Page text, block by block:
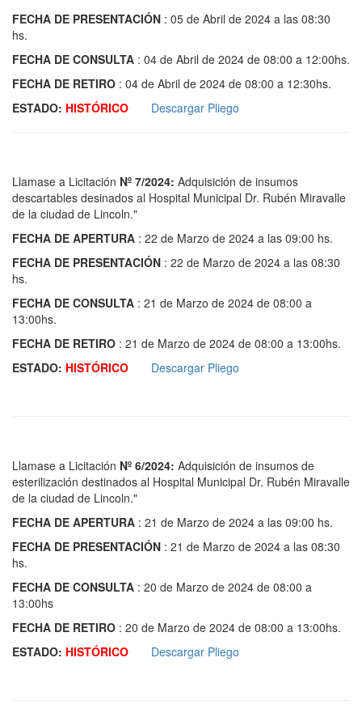
FECHA DE PRESENTACIÓN : 05 de Abril de 2024 a las 08:30
hs.
FECHA DE CONSULTA : 04 de Abril de 2024 de 08:00 a 12:00hs.
FECHA DE RETIRO : 04 de Abril de 2024 de 08:00 a 12:30hs.
ESTADO: HISTÓRICO Descargar Pliego
Llamase a Licitación Nº 7/2024: Adquisición de insumos
descartables desinados al Hospital Municipal Dr. Rubén Miravalle
de la ciudad de Lincoln."
FECHA DE APERTURA : 22 de Marzo de 2024 a las 09:00 hs.
FECHA DE PRESENTACIÓN : 22 de Marzo de 2024 a las 08:30
hs.
FECHA DE CONSULTA : 21 de Marzo de 2024 de 08:00 a
13:00hs.
FECHA DE RETIRO : 21 de Marzo de 2024 de 08:00 a 13:00hs.
ESTADO: HISTÓRICO Descargar Pliego
Llamase a Licitación Nº 6/2024: Adquisición de insumos de
esterilización destinados al Hospital Municipal Dr. Rubén Miravalle
de la ciudad de Lincoln."
FECHA DE APERTURA : 21 de Marzo de 2024 a las 09:00 hs.
FECHA DE PRESENTACIÓN : 21 de Marzo de 2024 a las 08:30
hs.
FECHA DE CONSULTA : 20 de Marzo de 2024 de 08:00 a
13:00hs
FECHA DE RETIRO : 20 de Marzo de 2024 de 08:00 a 13:00hs.
ESTADO: HISTÓRICO Descargar Pliego